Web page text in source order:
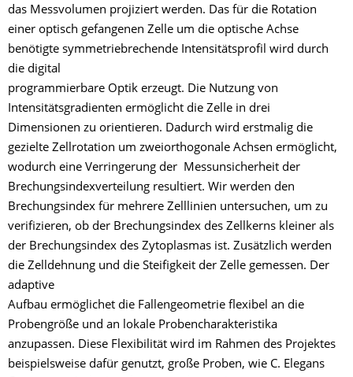
das Messvolumen projiziert werden. Das für die Rotation
einer optisch gefangenen Zelle um die optische Achse
benötigte symmetriebrechende Intensitätsprofil wird durch
die digital
programmierbare Optik erzeugt. Die Nutzung von
Intensitätsgradienten ermöglicht die Zelle in drei
Dimensionen zu orientieren. Dadurch wird erstmalig die
gezielte Zellrotation um zweiorthogonale Achsen ermöglicht,
wodurch eine Verringerung der Messunsicherheit der
Brechungsindexverteilung resultiert. Wir werden den
Brechungsindex für mehrere Zelllinien untersuchen, um zu
verifizieren, ob der Brechungsindex des Zellkerns kleiner als
der Brechungsindex des Zytoplasmas ist. Zusätzlich werden
die Zelldehnung und die Steifigkeit der Zelle gemessen. Der
adaptive
Aufbau ermöglichet die Fallengeometrie flexibel an die
Probengröße und an lokale Probencharakteristika
anzupassen. Diese Flexibilität wird im Rahmen des Projektes
beispielsweise dafür genutzt, große Proben, wie C. Elegans